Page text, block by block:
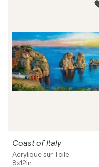
Coast of Italy
Acrylique sur Toile
8x12in